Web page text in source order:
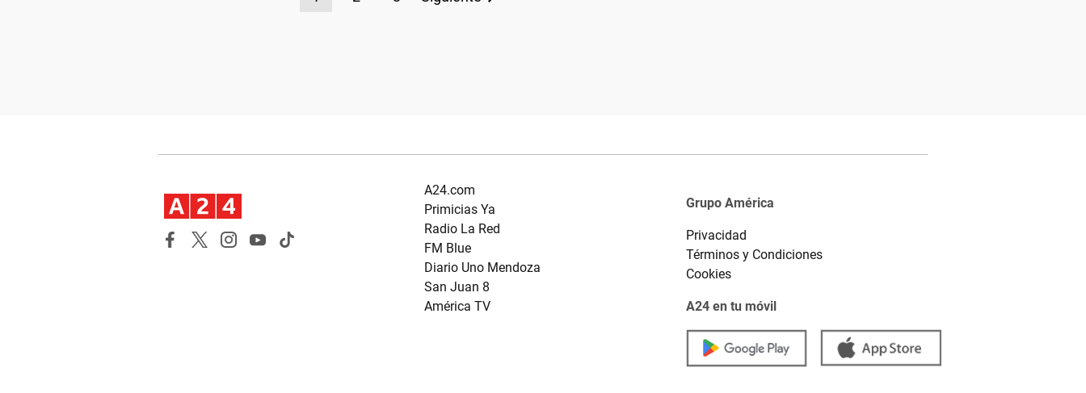
A24.com
Primicias Ya
Radio La Red
FM Blue
Diario Uno Mendoza
San Juan 8
América TV
Grupo América
Privacidad
Términos y Condiciones
Cookies
A24 en tu móvil